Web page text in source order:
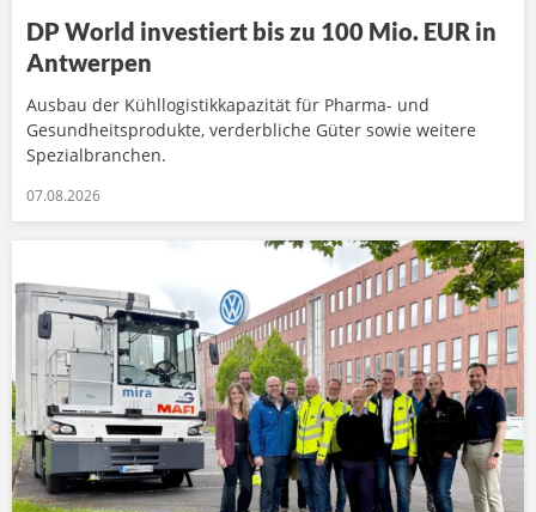
DP World investiert bis zu 100 Mio. EUR in
Antwerpen
Ausbau der Kühllogistikkapazität für Pharma- und
Gesundheitsprodukte, verderbliche Güter sowie weitere
Spezialbranchen.
07.08.2026